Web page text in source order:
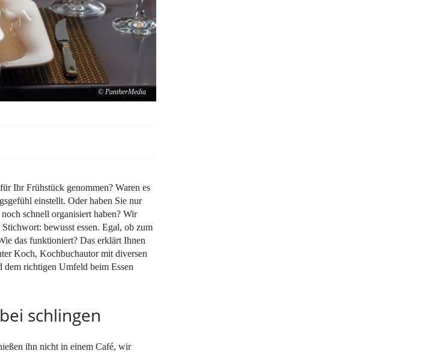
© PantherMedia
Ihr Frühstück genommen? Waren es
einstellt. Oder haben Sie nur
schnell organisiert haben? Wir
bewusst essen. Egal, ob zum
das funktioniert? Das erklärt Ihnen
Koch, Kochbuchautor mit diversen
dem richtigen Umfeld beim Essen
schlingen
ihn nicht in einem Café, wir